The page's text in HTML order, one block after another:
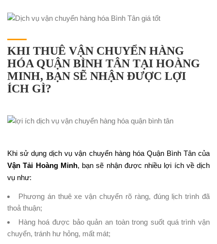
KHI THUÊ VẬN CHUYỂN HÀNG
HÓA QUẬN BÌNH TÂN TẠI HOÀNG
MINH, BẠN SẼ NHẬN ĐƯỢC LỢI
ÍCH GÌ?
Khi sử dụng dịch vụ vận chuyển hàng hóa Quận Bình Tân của
Vận Tải Hoàng Minh, bạn sẽ nhận được nhiều lợi ích về dịch
vụ như:
Phương án thuê xe vận chuyển rõ ràng, đúng lịch trình đã
thoả thuận;
Hàng hoá được bảo quản an toàn trong suốt quá trình vận
chuyển, tránh hư hỏng, mất mát;